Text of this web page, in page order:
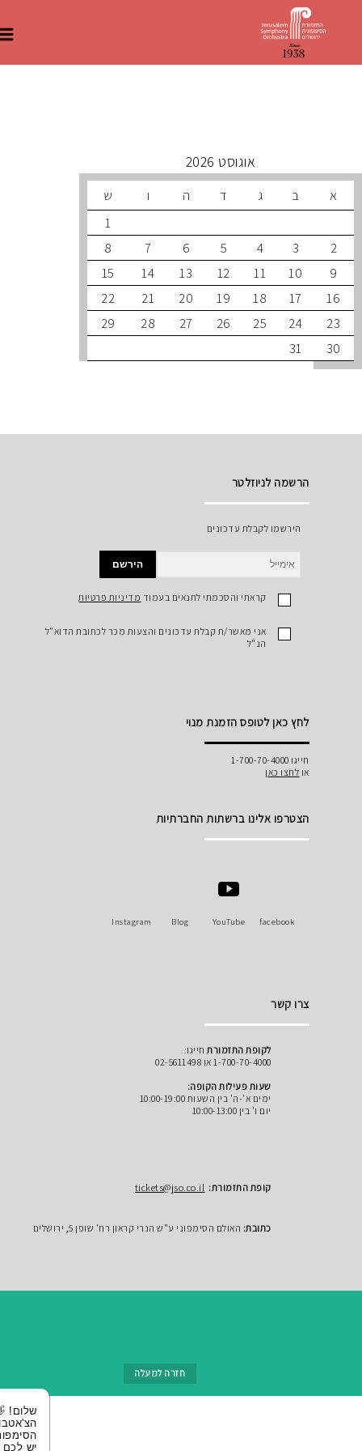
ב ד ה ו
ש
3
5
6
7
8
10
11
12
13
14
15
17
18
19
20
21
22
24
25
26
27
28
29
31
הרשמה לניוזלטר
הירשמו לקבלת עדכונים
קראתי והסכמתי לתנאים בעמודמדיניות פרטיות
אני מאשר/ת קבלת עדכונים והצעות מכר לכתובת הדוא"ל
הנ"ל
לחץ כאן לטופס הזמנת מנוי
לחצו כאן
הצטרפו אלינו ברשתות החברתיות
YouTube
Blog
Instagram
לקופת התזמורתחייגו:
1-700-70-4000 או 02-5611498
שעות פעילות הקופה:
ימים א'-ה' בין השעות 10:00-19:00
קופת התזמורת: tickets@jso.co.il
האולם הסימפוני ע"ש הנרי קראון רח' שופן 5, ירושלים
חזרה למעלה
שלום! 👋 אני
הצ'אטבוט של
הסימפונית
יש לכם שאלות?